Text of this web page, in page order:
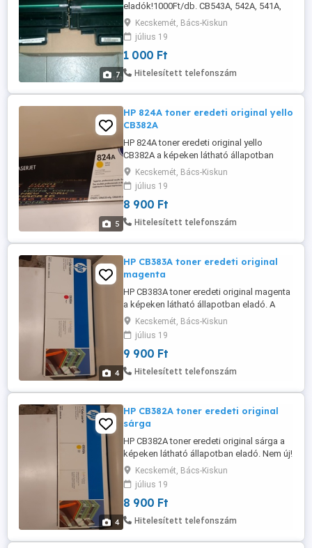
7
eladók!1000Ft/db. CB543A, 542A, 541A,
540A1640, 16A
Kecskemét, Bács-Kiskun
július 19
1 000 Ft
Hitelesített telefonszám
5
HP 824A toner eredeti original yello
CB382A
HP 824A toner eredeti original yello
CB382A a képeken látható állapotban
eladó. A doboz bontott, de belül a toner
nem használt! HP Color LaserJet CM6040
MFP, HP Color LaserJet CM6040f MFP , HP
Color LaserJet CP6015dn, HP Color
LaserJet CP6015n, HP Color LaserJet
Kecskemét, Bács-Kiskun
július 19
8 900 Ft
Hitelesített telefonszám
4
HP CB383A toner eredeti original
magenta
HP CB383A toner eredeti original magenta
a képeken látható állapotban eladó. A
doboz bontott, de belül a toner nem
használt! HP Color LaserJet CM6040 MFP,
HP Color LaserJet CM6040f MFP , HP
Color LaserJet CP6015dn, HP Color
LaserJet CP6015n, HP Color LaserJet
...
Kecskemét, Bács-Kiskun
július 19
9 900 Ft
Hitelesített telefonszám
4
HP CB382A toner eredeti original
sárga
HP CB382A toner eredeti original sárga a
képeken látható állapotban eladó. Nem új!
HP Color LaserJet CM6040 MFP, HP Color
LaserJet CM6040f MFP , HP Color
LaserJet CP6015dn, HP Color LaserJet
CP6015n, HP Color LaserJet CP6015xh HP
Color LaserJet CM6030 MFP,
Kecskemét, Bács-Kiskun
július 19
8 900 Ft
Hitelesített telefonszám